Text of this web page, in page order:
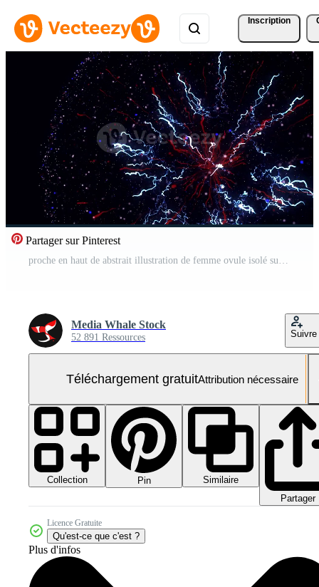
Inscription
Partager sur Pinterest
proche en haut de abstrait illustration de femme ovule isolé sur noir arrière-plan, sans couture boucle. animation. Humain Oeuf cellule, fertilisation concept. Vidéo Gratuite
Media Whale Stock
52 891 Ressources Suivre
Téléchargement gratuitAttribution nécessaire
Collection Pin
Similaire
Partager
Licence Gratuite
Qu'est-ce que c'est ?
Plus d'infos